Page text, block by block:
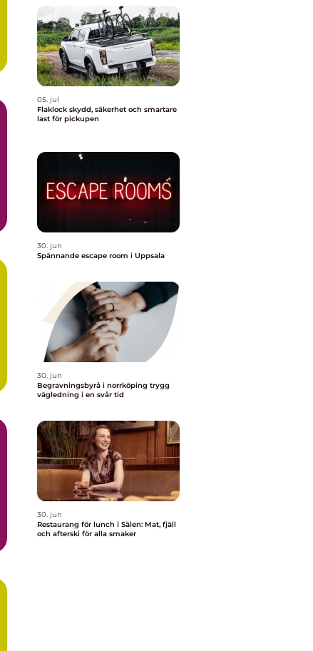
05. jul
Flaklock skydd, säkerhet och smartare
last för pickupen
30. jun
Spännande escape room i Uppsala
30. jun
Begravningsbyrå i norrköping trygg
vägledning i en svår tid
30. jun
Restaurang för lunch i Sälen: Mat, fjäll
och afterski för alla smaker